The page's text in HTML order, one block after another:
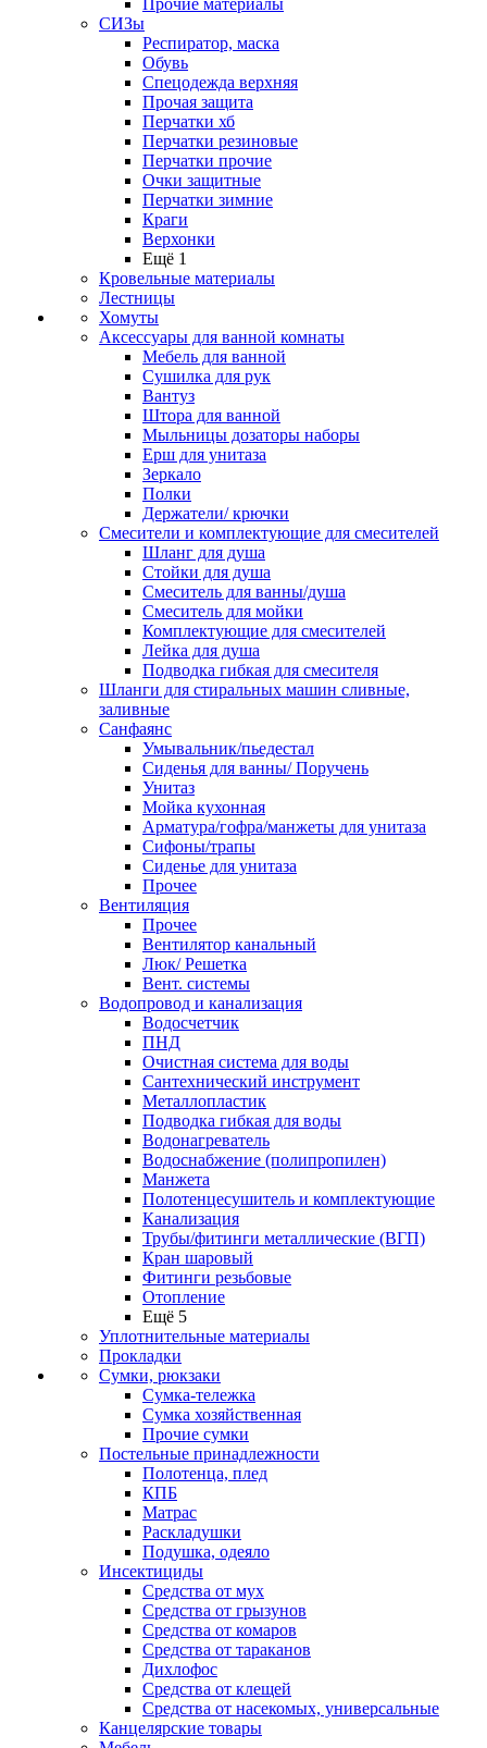
Прочие материалы
СИЗы
Респиратор, маска
Обувь
Спецодежда верхняя
Прочая защита
Перчатки хб
Перчатки резиновые
Перчатки прочие
Очки защитные
Перчатки зимние
Краги
Верхонки
Ещё 1
Кровельные материалы
Лестницы
Хомуты
Аксессуары для ванной комнаты
Мебель для ванной
Сушилка для рук
Вантуз
Штора для ванной
Мыльницы дозаторы наборы
Ерш для унитаза
Зеркало
Полки
Держатели/ крючки
Смесители и комплектующие для смесителей
Шланг для душа
Стойки для душа
Смеситель для ванны/душа
Смеситель для мойки
Комплектующие для смесителей
Лейка для душа
Подводка гибкая для смесителя
Шланги для стиральных машин сливные,
заливные
Санфаянс
Умывальник/пьедестал
Сиденья для ванны/ Поручень
Унитаз
Мойка кухонная
Арматура/гофра/манжеты для унитаза
Сифоны/трапы
Сиденье для унитаза
Прочее
Вентиляция
Прочее
Вентилятор канальный
Люк/ Решетка
Вент. системы
Водопровод и канализация
Водосчетчик
ПНД
Очистная система для воды
Сантехнический инструмент
Металлопластик
Подводка гибкая для воды
Водонагреватель
Водоснабжение (полипропилен)
Манжета
Полотенцесушитель и комплектующие
Канализация
Трубы/фитинги металлические (ВГП)
Кран шаровый
Фитинги резьбовые
Отопление
Ещё 5
Уплотнительные материалы
Прокладки
Сумки, рюкзаки
Сумка-тележка
Сумка хозяйственная
Прочие сумки
Постельные принадлежности
Полотенца, плед
КПБ
Матрас
Раскладушки
Подушка, одеяло
Инсектициды
Средства от мух
Средства от грызунов
Средства от комаров
Средства от тараканов
Дихлофос
Средства от клещей
Средства от насекомых, универсальные
Канцелярские товары